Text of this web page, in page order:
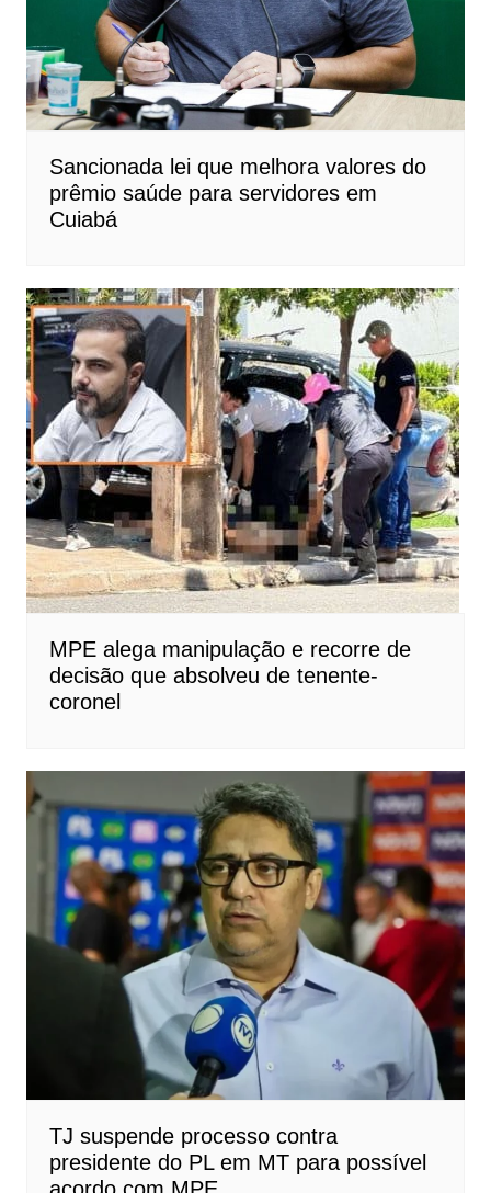
Sancionada lei que melhora valores do
prêmio saúde para servidores em
Cuiabá
MPE alega manipulação e recorre de
decisão que absolveu de tenente-
coronel
TJ suspende processo contra
presidente do PL em MT para possível